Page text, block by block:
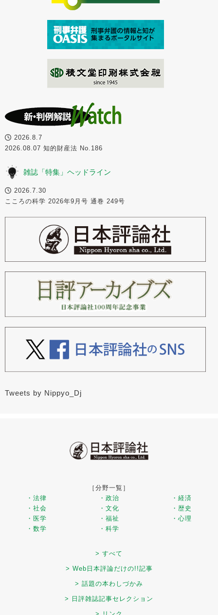
2026.8.7
2026.08.07 知的財産法 No.186
雑誌「特集」ヘッドライン
2026.7.30
こころの科学 2026年9月号 通巻 249号
Tweets by Nippyo_Dj
［分野一覧］
・法律
・政治
・経済
・社会
・文化
・歴史
・医学
・福祉
・心理
・数学
・科学
> すべて
> Web日本評論だけの!!記事
> 話題の本わしづかみ
> 日評雑誌記事セレクション